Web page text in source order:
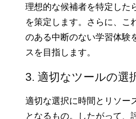
理想的な候補者を特定した
を策定します。さらに、こ
のある中断のない学習体験
スを目指します。
3. 適切なツールの選
適切な選択に時間とリソー
となるもの。したがって、